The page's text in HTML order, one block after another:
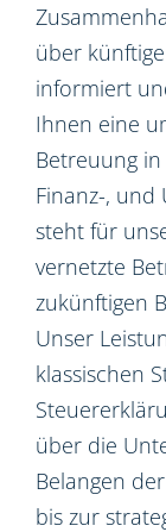
über
informiert
Ihnen eine
Betreuung
Finanz-,
steht für
vernetzte
zukünftigen
Unser
klassischen
über die
Belangen
bis zur